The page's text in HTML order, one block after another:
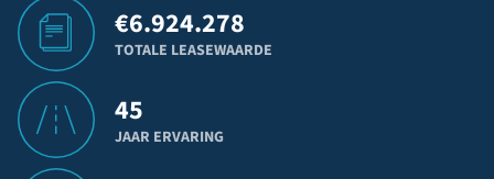
€6.924.278
TOTALE LEASEWAARDE
45
JAAR ERVARING